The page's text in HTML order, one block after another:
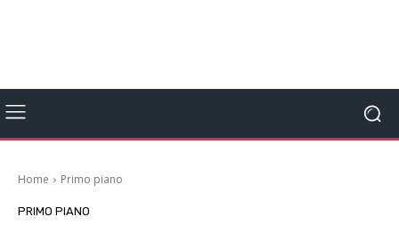
Home Primo piano
PRIMO PIANO